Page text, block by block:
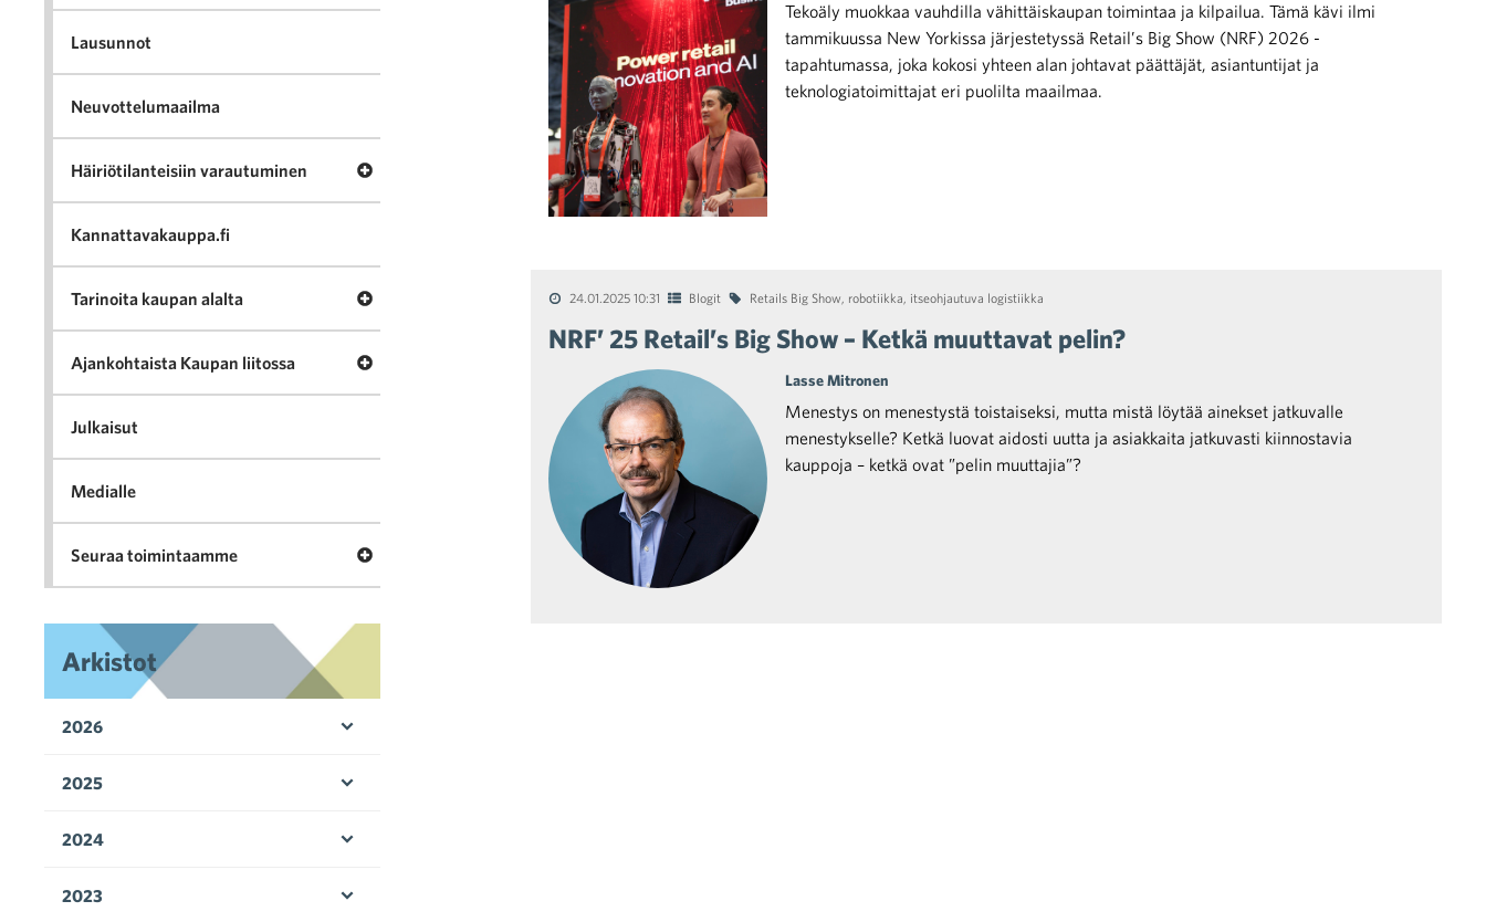
Tekoäly muokkaa vauhdilla vähittäiskaupan toimintaa ja kilpailua. Tämä kävi ilmi
tammikuussa New Yorkissa järjestetyssä Retail’s Big Show (NRF) 2026 -
tapahtumassa, joka kokosi yhteen alan johtavat päättäjät, asiantuntijat ja
teknologiatoimittajat eri puolilta maailmaa.
24.01.2025 10:31 Blogit Retails Big Show, robotiikka, itseohjautuva logistiikka
NRF’ 25 Retail’s Big Show – Ketkä muuttavat pelin?
Lasse Mitronen
Menestys on menestystä toistaiseksi, mutta mistä löytää ainekset jatkuvalle
menestykselle? Ketkä luovat aidosti uutta ja asiakkaita jatkuvasti kiinnostavia
kauppoja – ketkä ovat ”pelin muuttajia”?
Lausunnot
Neuvottelumaailma
Häiriötilanteisiin varautuminen Avaa valikko Häiriötilanteisiin varautuminen
Kannattavakauppa.fi
Tarinoita kaupan alalta Avaa valikko Tarinoita kaupan alalta
Ajankohtaista Kaupan liitossa Avaa valikko Ajankohtaista Kaupan liitossa
Julkaisut
Medialle
Seuraa toimintaamme Avaa valikko Seuraa toimintaamme
Arkistot
2026
2025
2024
2023